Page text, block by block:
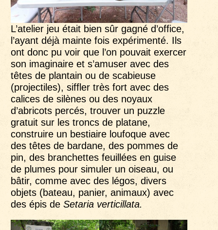
L’atelier jeu était bien sûr gagné d’office,
l’ayant déjà mainte fois expérimenté. Ils
ont donc pu voir que l’on pouvait exercer
son imaginaire et s’amuser avec des
têtes de plantain ou de scabieuse
(projectiles), siffler très fort avec des
calices de silènes ou des noyaux
d’abricots percés, trouver un puzzle
gratuit sur les troncs de platane,
construire un bestiaire loufoque avec
des têtes de bardane, des pommes de
pin, des branchettes feuillées en guise
de plumes pour simuler un oiseau, ou
bâtir, comme avec des légos, divers
objets (bateau, panier, animaux) avec
des épis deSetaria verticillata.